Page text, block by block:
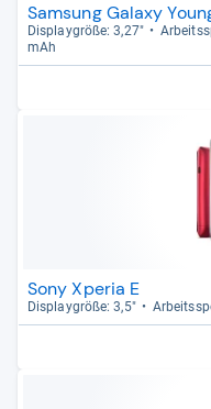
Samsung Galaxy
Dis­play­größe: 3,27"
mAh
Sony Xperia E
Dis­play­größe: 3,5"